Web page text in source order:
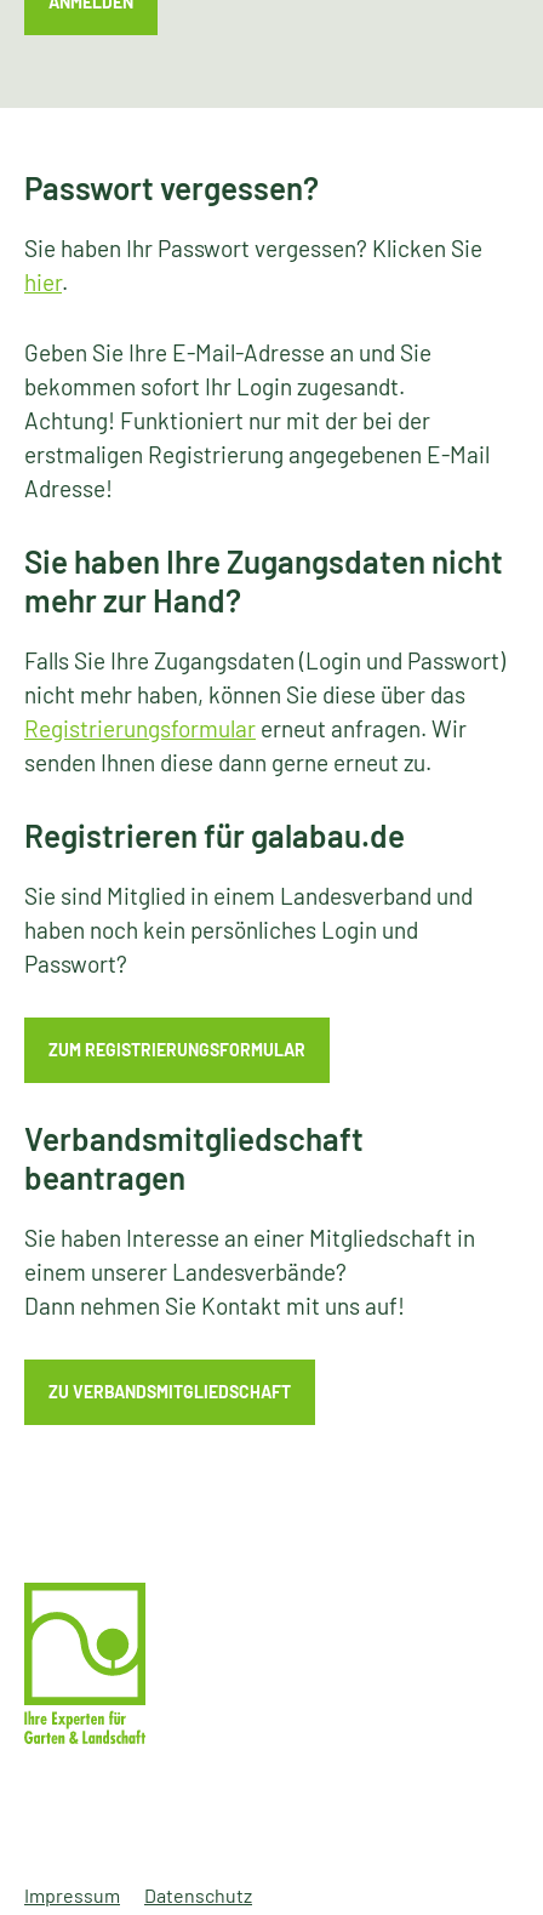
Passwort vergessen?
Sie haben Ihr Passwort vergessen? Klicken Sie
hier.
Geben Sie Ihre E-Mail-Adresse an und Sie
bekommen sofort Ihr Login zugesandt.
Achtung! Funktioniert nur mit der bei der
erstmaligen Registrierung angegebenen E-Mail
Adresse!
Sie haben Ihre Zugangsdaten nicht
mehr zur Hand?
Falls Sie Ihre Zugangsdaten (Login und Passwort)
nicht mehr haben, können Sie diese über das
Registrierungsformular erneut anfragen. Wir
senden Ihnen diese dann gerne erneut zu.
Registrieren für galabau.de
Sie sind Mitglied in einem Landesverband und
haben noch kein persönliches Login und
Passwort?
ZUM REGISTRIERUNGSFORMULAR
Verbandsmitgliedschaft
beantragen
Sie haben Interesse an einer Mitgliedschaft in
einem unserer Landesverbände?
Dann nehmen Sie Kontakt mit uns auf!
ZU VERBANDSMITGLIEDSCHAFT
Impressum Datenschutz